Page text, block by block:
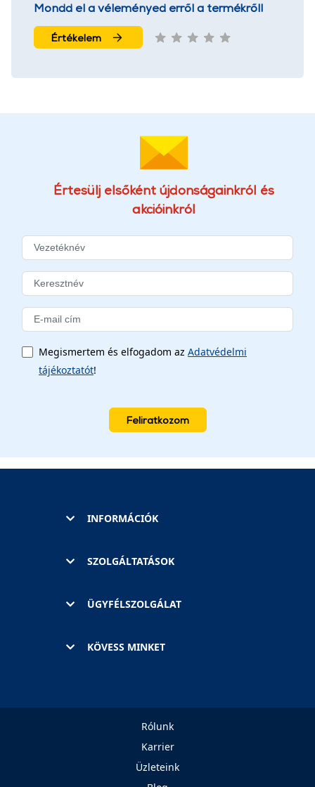
Mondd el a véleményed erről a termékről!
Értékelem
Értesülj elsőként újdonságainkról és
akcióinkról
Megismertem és elfogadom az Adatvédelmi
tájékoztatót!
Feliratkozom
INFORMÁCIÓK
SZOLGÁLTATÁSOK
ÜGYFÉLSZOLGÁLAT
KÖVESS MINKET
Rólunk
Karrier
Üzleteink